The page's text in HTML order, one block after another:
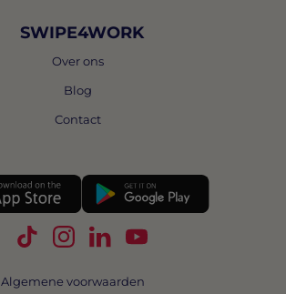
SWIPE4WORK
Over ons
Blog
Contact
Volg Swipe4Work op TikTok
Volg Swipe4Work op
Volg Swipe4Work op
Volg Swipe4Work
Algemene voorwaarden